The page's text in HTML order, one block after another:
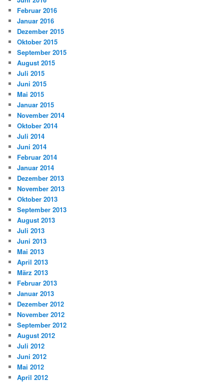
Februar 2016
Januar 2016
Dezember 2015
Oktober 2015
September 2015
August 2015
Juli 2015
Juni 2015
Mai 2015
Januar 2015
November 2014
Oktober 2014
Juli 2014
Juni 2014
Februar 2014
Januar 2014
Dezember 2013
November 2013
Oktober 2013
September 2013
August 2013
Juli 2013
Juni 2013
Mai 2013
April 2013
März 2013
Februar 2013
Januar 2013
Dezember 2012
November 2012
September 2012
August 2012
Juli 2012
Juni 2012
Mai 2012
April 2012